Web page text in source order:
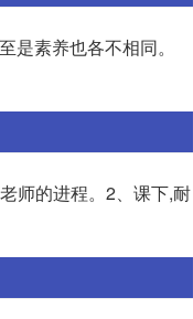
素养也各不相同。
师的进程。2、课下,耐